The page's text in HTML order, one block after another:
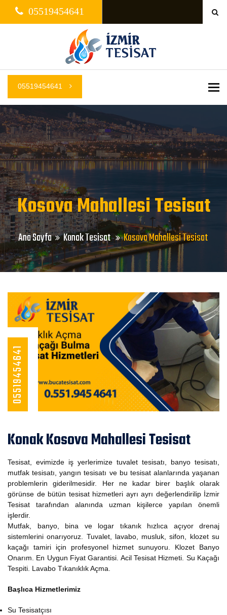
05519454641
05519454641
Kosova Mahallesi Tesisat
Ana Sayfa Konak Tesisat Kosova Mahallesi Tesisat
05519454641
Konak Kosova Mahallesi Tesisat
Tesisat, evimizde iş yerlerimize tuvalet tesisatı, banyo tesisatı,
mutfak tesisatı, yangın tesisatı ve bu tesisat alanlarında yaşanan
problemlerin giderilmesidir. Her ne kadar birer başlık olarak
görünse de bütün tesisat hizmetleri ayrı ayrı değerlendirilip İzmir
Tesisat tarafından alanında uzman kişilerce yapılan önemli
işlerdir.
Mutfak, banyo, bina ve logar tıkanık hızlıca açıyor drenaj
sistemlerini onarıyoruz. Tuvalet, lavabo, musluk, sifon, klozet su
kaçağı tamiri için profesyonel hizmet sunuyoru. Klozet Banyo
Onarım. En Uygun Fiyat Garantisi. Acil Tesisat Hizmeti. Su Kaçağı
Tespiti. Lavabo Tıkanıklık Açma.
Başlıca Hizmetlerimiz
Su Tesisatçısı